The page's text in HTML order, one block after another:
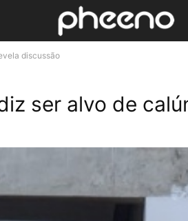
discussão
ser alvo de